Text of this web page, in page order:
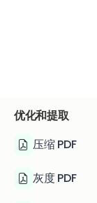
优化和提取
压缩 PDF
灰度 PDF